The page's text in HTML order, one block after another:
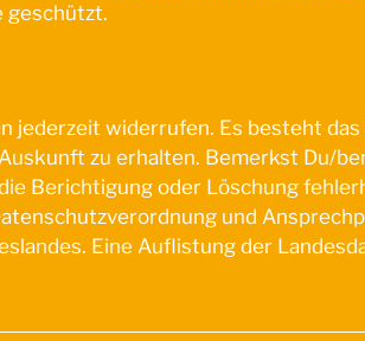
geschützt.
jederzeit widerrufen. Es besteht das
zu erhalten. Bemerkst Du/
Berichtigung oder Löschung
und
Eine Auflistung der